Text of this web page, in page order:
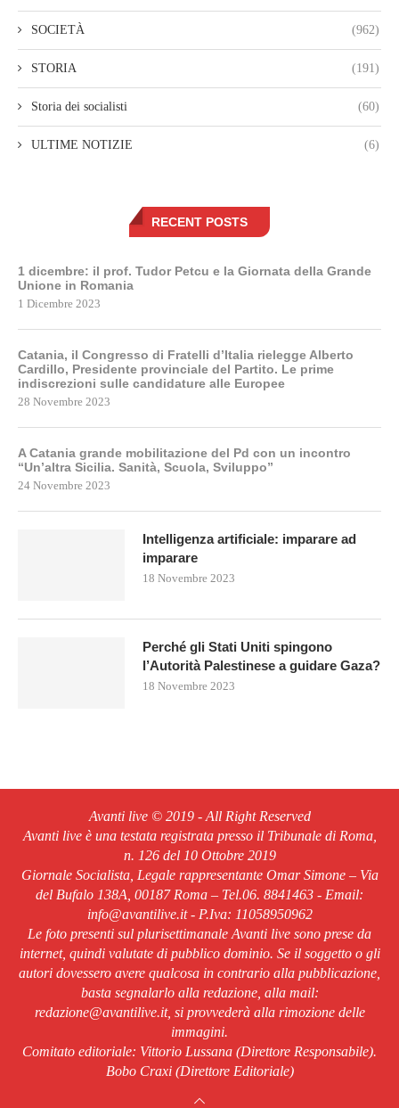
SOCIETÀ (962)
STORIA (191)
Storia dei socialisti (60)
ULTIME NOTIZIE (6)
RECENT POSTS
1 dicembre: il prof. Tudor Petcu e la Giornata della Grande
Unione in Romania
1 Dicembre 2023
Catania, il Congresso di Fratelli d’Italia rielegge Alberto
Cardillo, Presidente provinciale del Partito. Le prime
indiscrezioni sulle candidature alle Europee
28 Novembre 2023
A Catania grande mobilitazione del Pd con un incontro
“Un’altra Sicilia. Sanità, Scuola, Sviluppo”
24 Novembre 2023
Intelligenza artificiale: imparare ad
imparare
18 Novembre 2023
Perché gli Stati Uniti spingono
l’Autorità Palestinese a guidare Gaza?
18 Novembre 2023
Avanti live © 2019 - All Right Reserved
Avanti live è una testata registrata presso il Tribunale di Roma,
n. 126 del 10 Ottobre 2019
Giornale Socialista, Legale rappresentante Omar Simone – Via
del Bufalo 138A, 00187 Roma – Tel.06. 8841463 - Email:
info@avantilive.it - P.Iva: 11058950962
Le foto presenti sul plurisettimanale Avanti live sono prese da
internet, quindi valutate di pubblico dominio. Se il soggetto o gli
autori dovessero avere qualcosa in contrario alla pubblicazione,
basta segnalarlo alla redazione, alla mail:
redazione@avantilive.it, si provvederà alla rimozione delle
immagini.
Comitato editoriale: Vittorio Lussana (Direttore Responsabile).
Bobo Craxi (Direttore Editoriale)